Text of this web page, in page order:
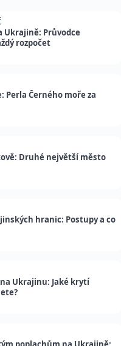
Ukrajině: Průvodce
rozpočet
Perla Černého moře za
Druhé největší město
hranic: Postupy a co
Ukrajinu: Jaké krytí